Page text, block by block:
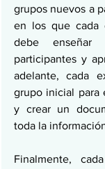
grupos nuevos a
en los que cada
debe
participantes y
adelante, cada
grupo inicial para
y crear un
toda la
Finalmente,